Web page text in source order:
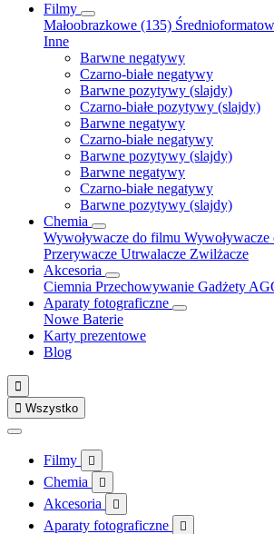
Filmy
Małoobrazkowe (135)
Inne
Barwne negatywy
Czarno-białe negatywy
Barwne pozytywy (slajdy)
Czarno-białe pozytywy (slajdy)
Barwne negatywy
Czarno-białe negatywy
Barwne pozytywy (slajdy)
Barwne negatywy
Czarno-białe negatywy
Barwne pozytywy (slajdy)
Chemia
Wywoływacze do filmu Wywoływacze
Przerywacze Utrwalacze Zwilżacze
Akcesoria
Ciemnia Przechowywanie Gadżety
Aparaty fotograficzne
Nowe Baterie
Karty prezentowe
Blog

 Wszystko
Filmy 
Chemia 
Akcesoria 
Aparaty fotograficzne 